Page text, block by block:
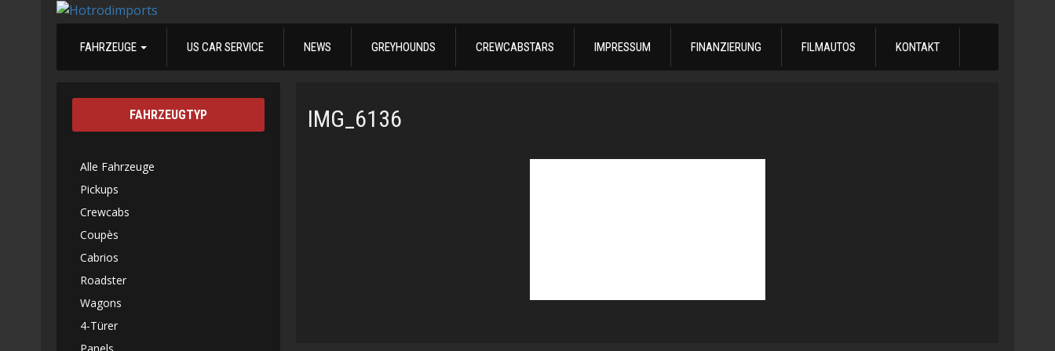
FAHRZEUGE US CAR SERVICE NEWS GREYHOUNDS CREWCABSTARS IMPRESSUM FINANZIERUNG FILMAUTOS KONTAKT
IMG_6136
FAHRZEUGTYP
Alle Fahrzeuge
Pickups
Crewcabs
Coupès
Cabrios
Roadster
Wagons
4-Türer